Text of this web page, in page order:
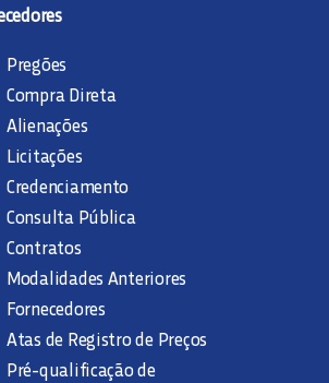
Pregões
Compra Direta
Alienações
Licitações
Credenciamento
Consulta Pública
Contratos
Modalidades Anteriores
Fornecedores
Atas de Registro de Preços
Pré-qualificação de